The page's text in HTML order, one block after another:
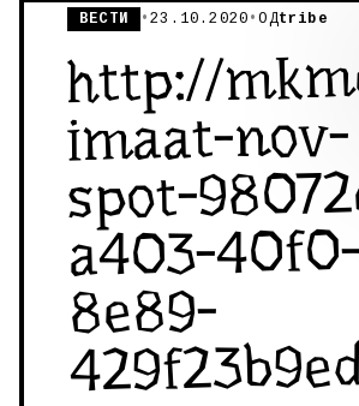
ВЕСТИ •23.10.2020 •ОДtribe
http://
imaat-nov-
spot-
a403-40f0-
8e89-